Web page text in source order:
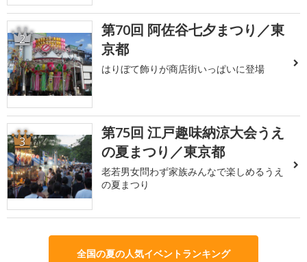
2
第70回 阿佐谷七夕まつり／東
京都
はりぼて飾りが商店街いっぱいに登場
3
第75回 江戸趣味納涼大会うえ
の夏まつり／東京都
老若男女問わず家族みんなで楽しめるうえ
の夏まつり
全国の夏の人気イベントランキング